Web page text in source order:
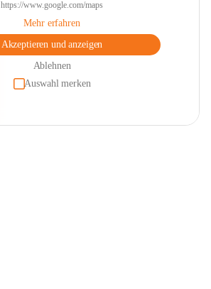
https://www.google.com/maps
Mehr erfahren
Akzeptieren und anzeigen
Ablehnen
Auswahl merken